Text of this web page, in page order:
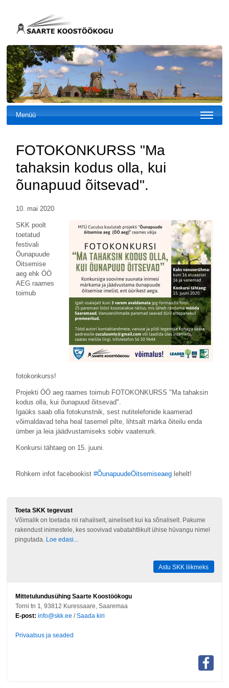
Menüü
FOTOKONKURSS "Ma
tahaksin kodus olla, kui
õunapuud õitsevad".
10. mai 2020
SKK poolt
toetatud
festivali
Öunapuude
Öitsemise
aeg ehk ÖÖ
AEG raames
toimub
fotokonkurss!
Projekti ÖÖ aeg raames toimub FOTOKONKURSS "Ma tahaksin
kodus olla, kui õunapuud õitsevad".
Igaüks saab olla fotokunstnik, sest nutitelefonide kaamerad
võimaldavad teha heal tasemel pilte, lihtsalt märka õiteilu enda
ümber ja leia jäädvustamiseks sobiv vaatenurk.
Konkursi tähtaeg on 15. juuni.
Rohkem infot facebookist #ÕunapuudeÖitsemiseaeglehelt!
Toeta SKK tegevust
Võimalik on toetada nii rahaliselt, aineliselt kui ka sõnaliselt. Pakume
rakendust inimestele, kes soovivad vabatahtlikult ühise hüvangu nimel
pingutada. Loe edasi...
Astu SKK liikmeks
Mittetulundusühing Saarte Koostöökogu
Torni tn 1, 93812 Kuressaare, Saaremaa
E-post: info@skk.ee /Saada kiri
Privaatsus ja seaded